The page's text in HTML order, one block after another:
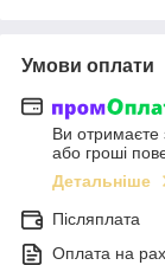
Умови оплати
Ви отримаєте
або гроші
Детальніше
Післяплата
Оплата на